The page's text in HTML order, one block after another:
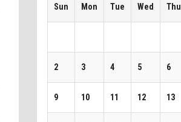
Sun Mon Tue Wed Thu
2 3 4 5 6
9 10 11 12 13